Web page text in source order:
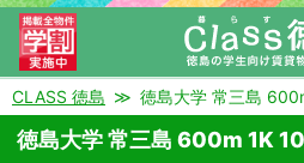
来店予約
CLASS 徳島 徳島大学 常三島
徳島大学 常三島 600m 1K